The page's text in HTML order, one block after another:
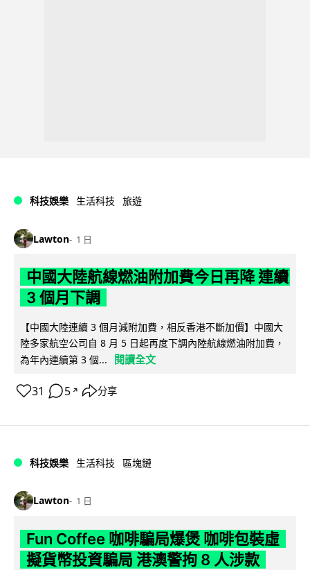
科技娛樂 生活科技 旅遊
Lawton 1 日
中國大陸航線燃油附加費今日再降 連續
3 個月下調
【中國大陸連續 3 個月減附加費，相反香港不斷加價】中國大
陸多家航空公司自 8 月 5 日起再度下調內陸航線燃油附加費，
為年內連續第 3 個...
閱讀全文
31 5 ↗ 分享
科技娛樂 生活科技 區塊鏈
Lawton 1 日
Fun Coffee 咖啡騙局爆煲 咖啡包裝虛
擬貨幣投資騙局 港澳警拘 8 人涉款